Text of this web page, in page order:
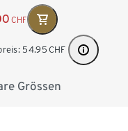
CHF
54.95 CHF
Grössen
L 52/54 XL 56/58